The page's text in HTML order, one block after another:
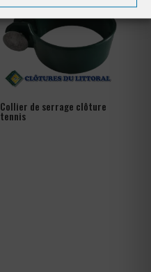
Collier de serrage clôture
tennis